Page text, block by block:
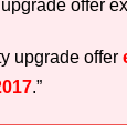
offer
upgrade offer
.”